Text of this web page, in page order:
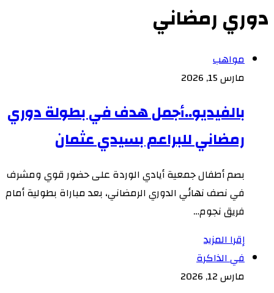
دوري رمضاني
مواهب
مارس 15, 2026
بالفيديو..أجمل هدف في بطولة دوري
رمضاني للبراعم بسيدي عثمان
بصم أطفال جمعية أيادي الوردة على حضور قوي ومشرف
في نصف نهائي الدوري الرمضاني، بعد مباراة بطولية أمام
فريق نجوم…
إقرا المزيد
في الذاكرة
مارس 12, 2026